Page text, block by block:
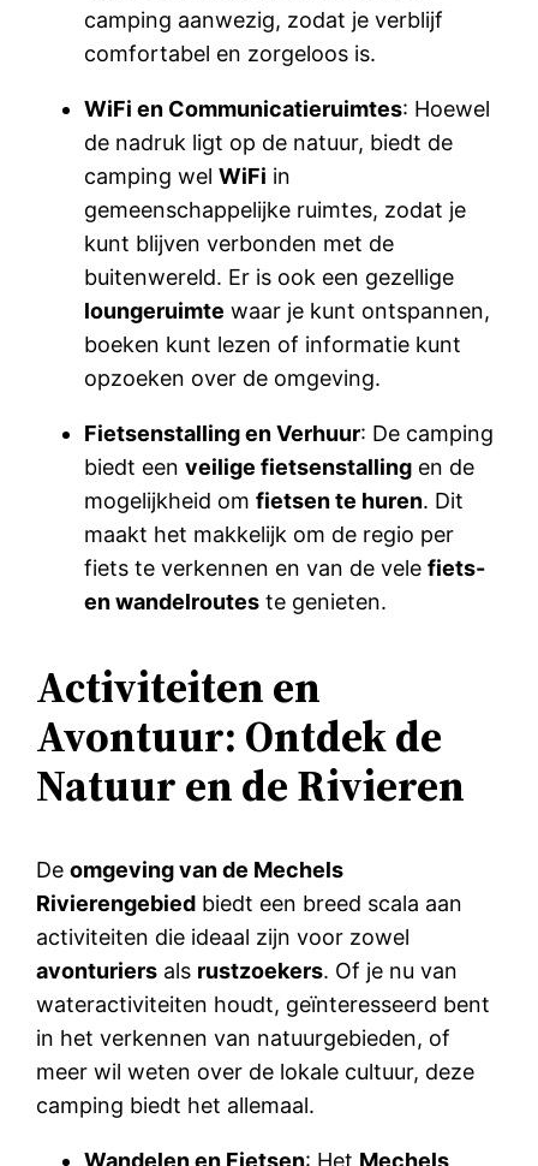
camping aanwezig, zodat je verblijf
comfortabel en zorgeloos is.
WiFi en Communicatieruimtes: Hoewel
de nadruk ligt op de natuur, biedt de
camping welWiFi in
gemeenschappelijke ruimtes, zodat je
kunt blijven verbonden met de
buitenwereld. Er is ook een gezellige
loungeruimte waar je kunt ontspannen,
boeken kunt lezen of informatie kunt
opzoeken over de omgeving.
Fietsenstalling en Verhuur: De camping
biedt eenveilige fietsenstalling en de
mogelijkheid omfietsen te huren. Dit
maakt het makkelijk om de regio per
fiets te verkennen en van de velefiets-
en wandelroutes te genieten.
Activiteiten en
Avontuur: Ontdek de
Natuur en de Rivieren
Deomgeving van de Mechels
Rivierengebied biedt een breed scala aan
activiteiten die ideaal zijn voor zowel
avonturiers als rustzoekers. Of je nu van
wateractiviteiten houdt, geïnteresseerd bent
in het verkennen van natuurgebieden, of
meer wil weten over de lokale cultuur, deze
camping biedt het allemaal.
Wandelen en Fietsen: Het Mechels